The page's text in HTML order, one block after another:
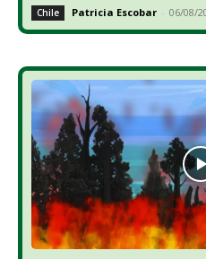
Chile Patricia Escobar - 06/08/